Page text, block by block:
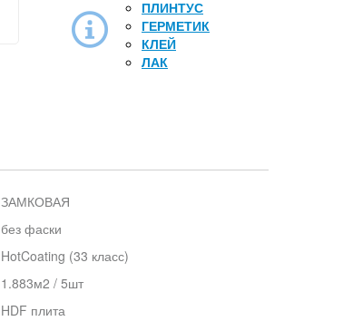
ПЛИНТУС
ГЕРМЕТИК
КЛЕЙ
ЛАК
ЗАМКОВАЯ
без фаски
HotCoating (33 класс)
1.883м2 / 5шт
HDF плита